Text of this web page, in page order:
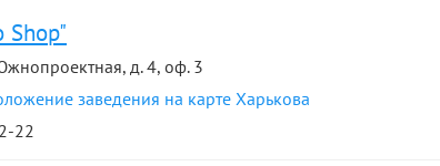
Shop"
д. 4, оф. 3
заведения на карте Харькова
22